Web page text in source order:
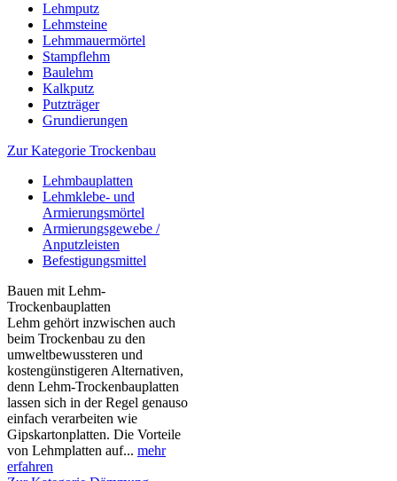
Lehmputz
Lehmsteine
Lehmmauermörtel
Stampflehm
Baulehm
Kalkputz
Putzträger
Grundierungen
Zur Kategorie Trockenbau
Lehmbauplatten
Lehmklebe- und
Armierungsmörtel
Armierungsgewebe /
Anputzleisten
Befestigungsmittel
Bauen mit Lehm-
Trockenbauplatten
Lehm gehört inzwischen auch
beim Trockenbau zu den
umweltbewussteren und
kostengünstigeren Alternativen,
denn Lehm-Trockenbauplatten
lassen sich in der Regel genauso
einfach verarbeiten wie
Gipskartonplatten. Die Vorteile
von Lehmplatten auf... mehr
erfahren